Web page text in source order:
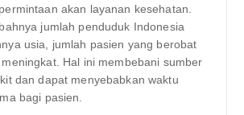
akan layanan kesehatan.
jumlah penduduk Indonesia
usia, jumlah pasien yang berobat
Hal ini membebani sumber
dan dapat menyebabkan waktu
bagi pasien.